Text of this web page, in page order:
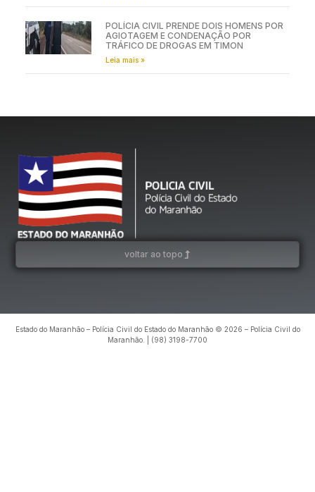
POLÍCIA CIVIL PRENDE DOIS HOMENS POR
AGIOTAGEM E CONDENAÇÃO POR
TRÁFICO DE DROGAS EM TIMON
Leia mais »
voltar ao topo
Estado do Maranhão – Polícia Civil do Estado do Maranhão © 2026 – Polícia Civil do
Maranhão. | (98) 3198-7700